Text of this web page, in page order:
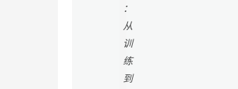
：
从
训
练
到